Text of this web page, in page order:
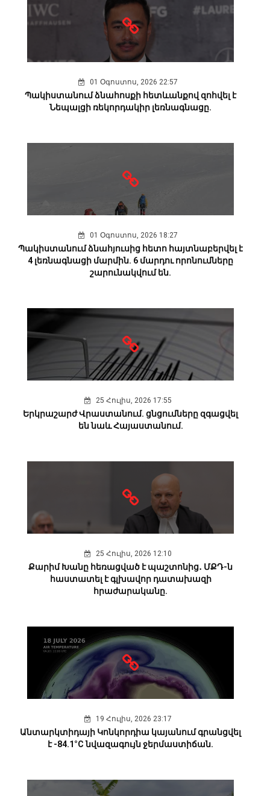
01 Օգոստոս, 2026 22:57
Պակիստանում ձնահոսքի հետևանքով զոհվել է
Նեպալցի ռեկորդակիր լեռնագնացը.
01 Օգոստոս, 2026 18:27
Պակիստանում ձնահյուսից հետո հայտնաբերվել է
4 լեռնագնացի մարմին. 6 մարդու որոնումները
շարունակվում են.
25 Հուլիս, 2026 17:55
Երկրաշարժ Վրաստանում. ցնցումները զգացվել
են նաև Հայաստանում.
25 Հուլիս, 2026 12:10
Քարիմ Խանը հեռացված է պաշտոնից․ ՄՔԴ-ն
հաստատել է գլխավոր դատախազի
հրաժարականը.
19 Հուլիս, 2026 23:17
Անտարկտիդայի Կոնկորդիա կայանում գրանցվել
է -84.1°C նվազագույն ջերմաստիճան.